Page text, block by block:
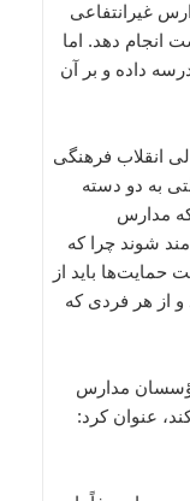
غیرانتفاعی
انجام دهد. اما
داده و بر آن
انقلاب فرهنگی
به دو دسته
مدارس
شوند چرا که
حمایت‌ها باید از
از هر فردی که
مؤسسان مدارس
عنوان کرد: